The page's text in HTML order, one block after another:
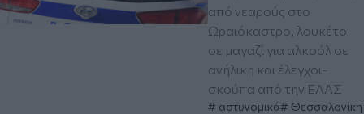
από νεαρούς στο
Ωραιόκαστρο, λουκέτο
σε μαγαζί για αλκοόλ σε
ανήλικη και έλεγχοι-
σκούπα από την ΕΛΑΣ
αστυνομικά Θεσσαλονίκη